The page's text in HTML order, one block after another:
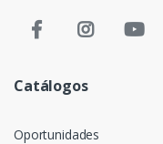
Catálogos
Oportunidades